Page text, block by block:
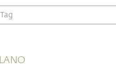
Tag
Select content
Select content